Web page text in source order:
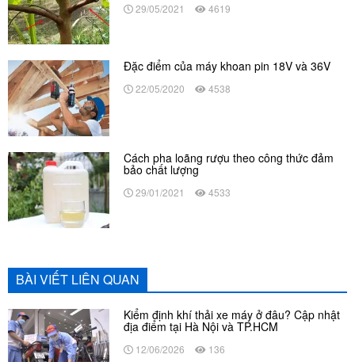
29/05/2021 4619
Đặc điểm của máy khoan pin 18V và 36V
22/05/2020 4538
Cách pha loãng rượu theo công thức đảm
bảo chất lượng
29/01/2021 4533
BÀI VIẾT LIÊN QUAN
Kiểm định khí thải xe máy ở đâu? Cập nhật
địa điểm tại Hà Nội và TP.HCM
12/06/2026 136